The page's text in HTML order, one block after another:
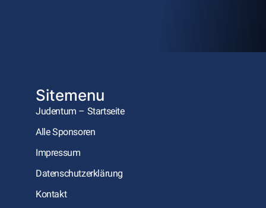
Sitemenu
Judentum – Startseite
Alle Sponsoren
Impressum
Datenschutzerklärung
Kontakt